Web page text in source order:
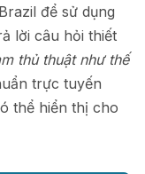
để sử dụng
lời câu hỏi thiết
thủ thuật như thế
trực tuyến
thể hiển thị cho